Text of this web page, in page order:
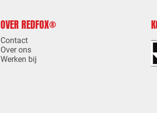
OVER REDFOX®
Contact
Over ons
Werken bij